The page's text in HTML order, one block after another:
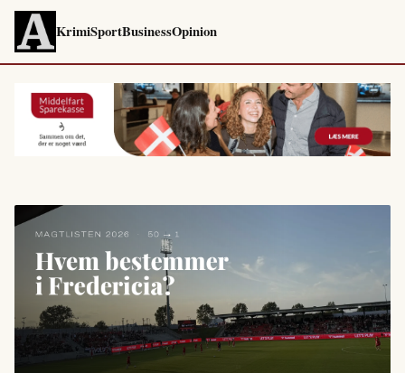
KrimiSportBusinessOpinion